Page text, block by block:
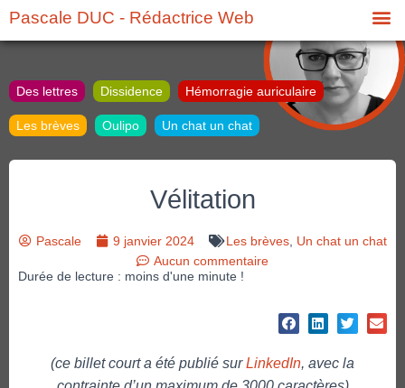
Pascale DUC - Rédactrice Web
Des lettres Dissidence Hémorragie auriculaire
Les brèves Oulipo Un chat un chat
Vélitation
Pascale 9 janvier 2024 Les brèves, Un chat un chat
Aucun commentaire
Durée de lecture : moins d'une minute !
(ce billet court a été publié surLinkedIn, avec la